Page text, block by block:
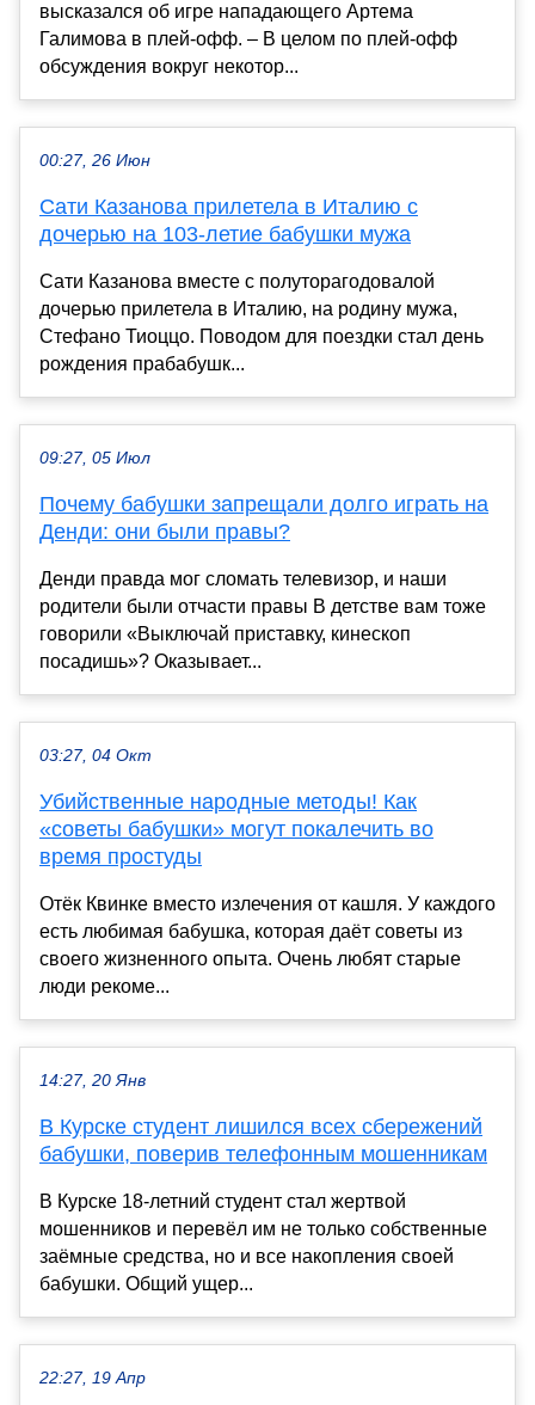
высказался об игре нападающего Артема
Галимова в плей-офф. – В целом по плей-офф
обсуждения вокруг некотор...
00:27, 26 Июн
Сати Казанова прилетела в Италию с
дочерью на 103-летие бабушки мужа
Сати Казанова вместе с полуторагодовалой
дочерью прилетела в Италию, на родину мужа,
Стефано Тиоццо. Поводом для поездки стал день
рождения прабабушк...
09:27, 05 Июл
Почему бабушки запрещали долго играть на
Денди: они были правы?
Денди правда мог сломать телевизор, и наши
родители были отчасти правы В детстве вам тоже
говорили «Выключай приставку, кинескоп
посадишь»? Оказывает...
03:27, 04 Окт
Убийственные народные методы! Как
«советы бабушки» могут покалечить во
время простуды
Отёк Квинке вместо излечения от кашля. У каждого
есть любимая бабушка, которая даёт советы из
своего жизненного опыта. Очень любят старые
люди рекоме...
14:27, 20 Янв
В Курске студент лишился всех сбережений
бабушки, поверив телефонным мошенникам
В Курске 18-летний студент стал жертвой
мошенников и перевёл им не только собственные
заёмные средства, но и все накопления своей
бабушки. Общий ущер...
22:27, 19 Апр